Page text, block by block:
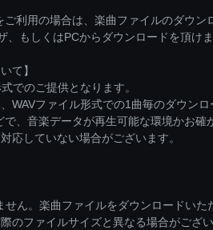
利用の場合は、楽曲ファイルのダウン
もしくはPCからダウンロードを頂け
て】
でのご提供となります。
WAVファイル形式での1曲毎のダウン
、音楽データが再生可能な環境かお確
応していない場合がございます。
せん。楽曲ファイルをダウンロードい
のファイルサイズと異なる場合がござい